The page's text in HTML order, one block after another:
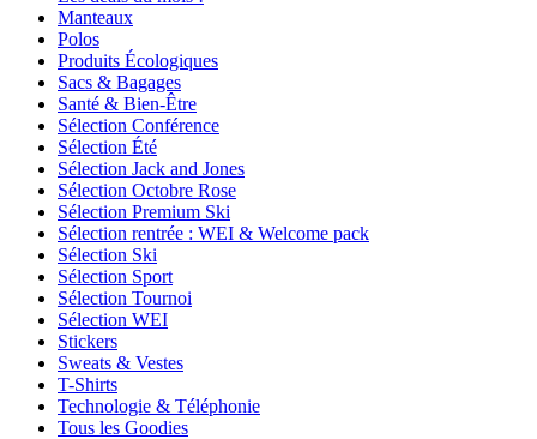
Manteaux
Polos
Produits Écologiques
Sacs & Bagages
Santé & Bien-Être
Sélection Conférence
Sélection Été
Sélection Jack and Jones
Sélection Octobre Rose
Sélection Premium Ski
Sélection rentrée : WEI & Welcome pack
Sélection Ski
Sélection Sport
Sélection Tournoi
Sélection WEI
Stickers
Sweats & Vestes
T-Shirts
Technologie & Téléphonie
Tous les Goodies